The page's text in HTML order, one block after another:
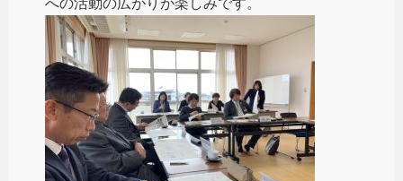
への活動の広がりが楽しみです。